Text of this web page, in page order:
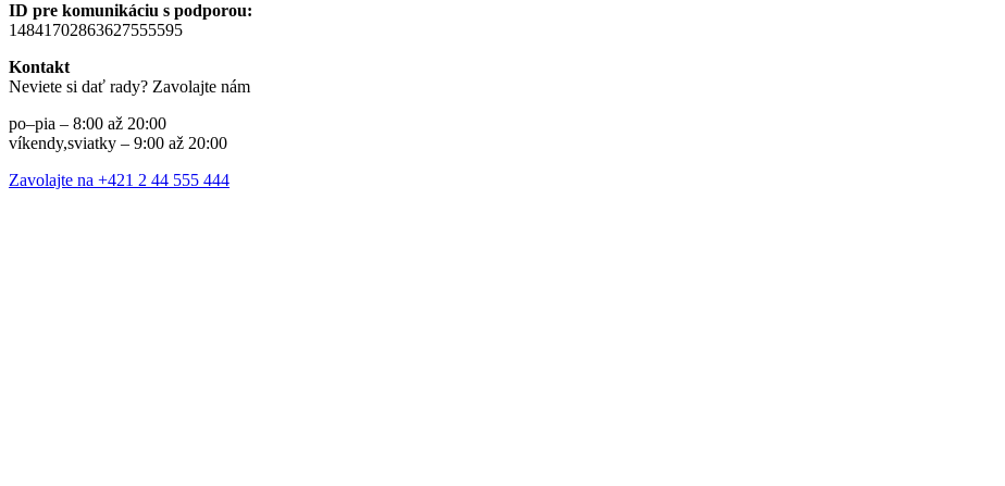
ID pre komunikáciu s podporou:
14841702863627555595
Kontakt
Neviete si dať rady? Zavolajte nám
po–pia – 8:00 až 20:00
víkendy,sviatky – 9:00 až 20:00
Zavolajte na +421 2 44 555 444